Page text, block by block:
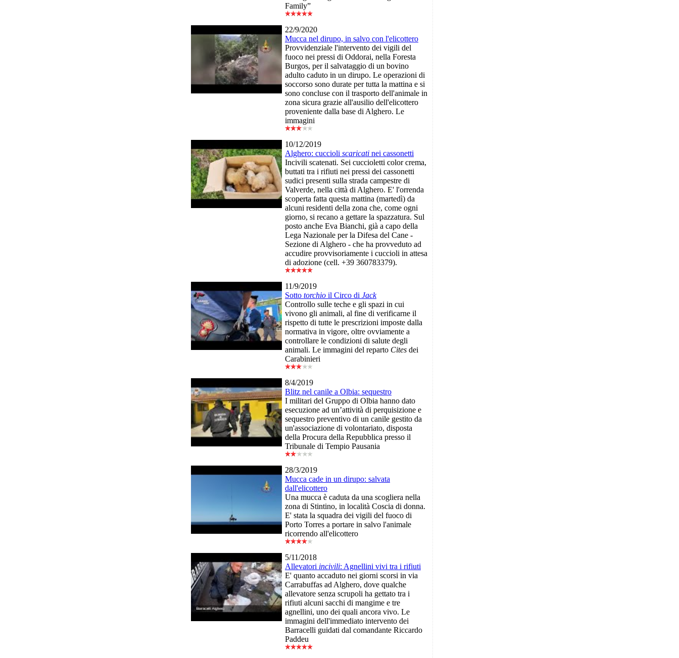
Family”
22/9/2020
Mucca nel dirupo, in salvo con l'elicottero
Provvidenziale l'intervento dei vigili del
fuoco nei pressi di Oddorai, nella Foresta
Burgos, per il salvataggio di un bovino
adulto caduto in un dirupo. Le operazioni di
soccorso sono durate per tutta la mattina e si
sono concluse con il trasporto dell'animale in
zona sicura grazie all'ausilio dell'elicottero
proveniente dalla base di Alghero. Le
immagini
10/12/2019
Alghero: cuccioli scaricati nei cassonetti
Incivili scatenati. Sei cuccioletti color crema,
buttati tra i rifiuti nei pressi dei cassonetti
sudici presenti sulla strada campestre di
Valverde, nella città di Alghero. E' l'orrenda
scoperta fatta questa mattina (martedì) da
alcuni residenti della zona che, come ogni
giorno, si recano a gettare la spazzatura. Sul
posto anche Eva Bianchi, già a capo della
Lega Nazionale per la Difesa del Cane -
Sezione di Alghero - che ha provveduto ad
accudire provvisoriamente i cuccioli in attesa
di adozione (cell. +39 360783379).
11/9/2019
Sotto torchio il Circo di Jack
Controllo sulle teche e gli spazi in cui
vivono gli animali, al fine di verificarne il
rispetto di tutte le prescrizioni imposte dalla
normativa in vigore, oltre ovviamente a
controllare le condizioni di salute degli
animali. Le immagini del reparto Cites dei
Carabinieri
8/4/2019
Blitz nel canile a Olbia: sequestro
I militari del Gruppo di Olbia hanno dato
esecuzione ad un’attività di perquisizione e
sequestro preventivo di un canile gestito da
un'associazione di volontariato, disposta
della Procura della Repubblica presso il
Tribunale di Tempio Pausania
28/3/2019
Mucca cade in un dirupo: salvata
dall'elicottero
Una mucca è caduta da una scogliera nella
zona di Stintino, in località Coscia di donna.
E' stata la squadra dei vigili del fuoco di
Porto Torres a portare in salvo l'animale
ricorrendo all'elicottero
5/11/2018
Allevatori incivili: Agnellini vivi tra i rifiuti
E' quanto accaduto nei giorni scorsi in via
Carrabuffas ad Alghero, dove qualche
allevatore senza scrupoli ha gettato tra i
rifiuti alcuni sacchi di mangime e tre
agnellini, uno dei quali ancora vivo. Le
immagini dell'immediato intervento dei
Barracelli guidati dal comandante Riccardo
Paddeu